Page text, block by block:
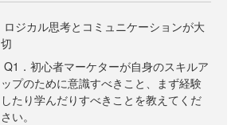
ロジカル思考とコミュニケーションが大
切
Q1．初心者マーケターが自身のスキルア
ップのために意識すべきこと、まず経験
したり学んだりすべきことを教えてくだ
さい。